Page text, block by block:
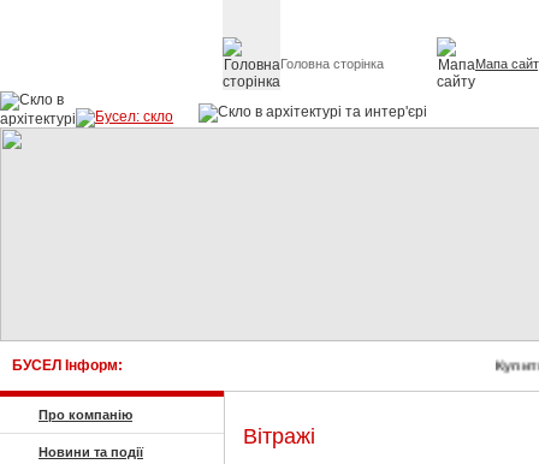
Головна сторінка Мапа
БУСЕЛ Інформ:
Про компанію
Новини та події
Вітражі